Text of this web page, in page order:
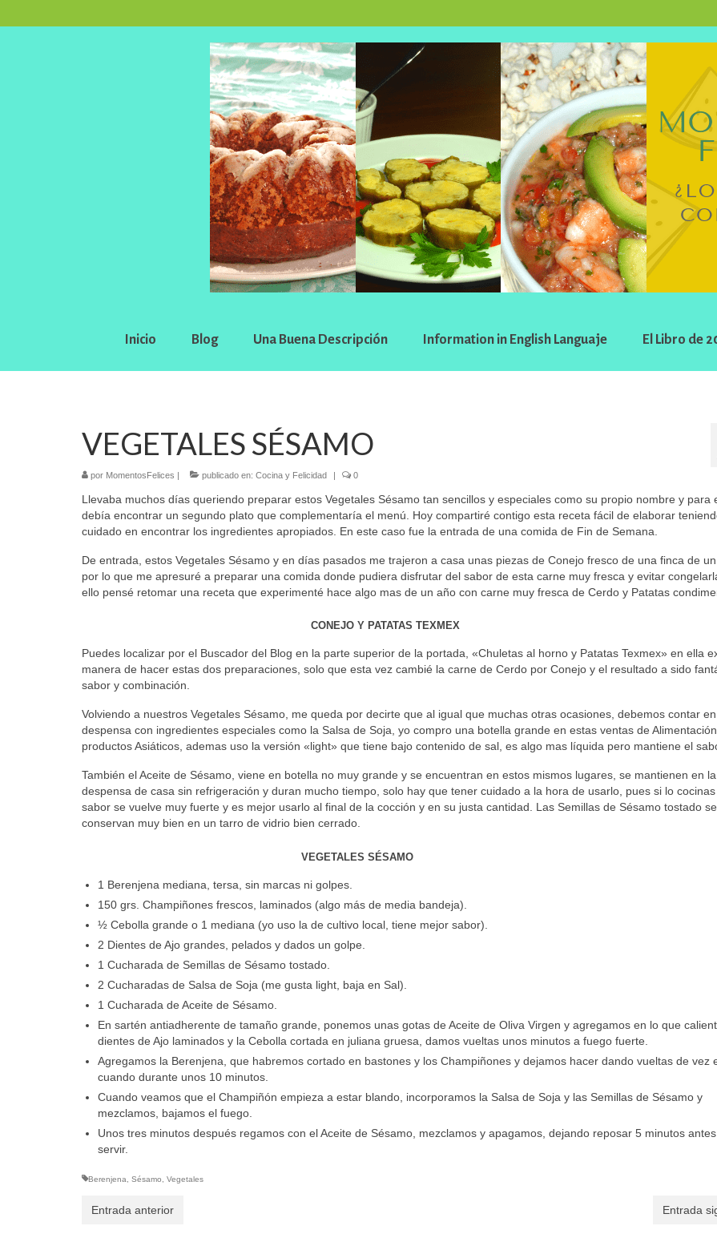
Inicio Blog Una Buena Descripción Information in English Languaje El Libro de
VEGETALES SÉSAMO
por MomentosFelices | publicado en: Cocina y Felicidad | 0
Llevaba muchos días queriendo preparar estos Vegetales Sésamo tan sencillos y especiales como su propio nombre y para
debía encontrar un segundo plato que complementaría el menú. Hoy compartiré contigo esta receta fácil de elaborar
cuidado en encontrar los ingredientes apropiados. En este caso fue la entrada de una comida de Fin de Semana.
De entrada, estos Vegetales Sésamo y en días pasados me trajeron a casa unas piezas de Conejo fresco de una finca de un
por lo que me apresuré a preparar una comida donde pudiera disfrutar del sabor de esta carne muy fresca y evitar
ello pensé retomar una receta que experimenté hace algo mas de un año con carne muy fresca de Cerdo y Patatas
CONEJO Y PATATAS TEXMEX
Puedes localizar por el Buscador del Blog en la parte superior de la portada, «Chuletas al horno y Patatas Texmex» en ella
manera de hacer estas dos preparaciones, solo que esta vez cambié la carne de Cerdo por Conejo y el resultado a sido
sabor y combinación.
Volviendo a nuestros Vegetales Sésamo, me queda por decirte que al igual que muchas otras ocasiones, debemos contar
despensa con ingredientes especiales como la Salsa de Soja, yo compro una botella grande en estas ventas de
productos Asiáticos, ademas uso la versión «light» que tiene bajo contenido de sal, es algo mas líquida pero mantiene el
También el Aceite de Sésamo, viene en botella no muy grande y se encuentran en estos mismos lugares, se mantienen en la
despensa de casa sin refrigeración y duran mucho tiempo, solo hay que tener cuidado a la hora de usarlo, pues si lo cocinas
sabor se vuelve muy fuerte y es mejor usarlo al final de la cocción y en su justa cantidad. Las Semillas de Sésamo tostado se
conservan muy bien en un tarro de vidrio bien cerrado.
VEGETALES SÉSAMO
1 Berenjena mediana, tersa, sin marcas ni golpes.
150 grs. Champiñones frescos, laminados (algo más de media bandeja).
½ Cebolla grande o 1 mediana (yo uso la de cultivo local, tiene mejor sabor).
2 Dientes de Ajo grandes, pelados y dados un golpe.
1 Cucharada de Semillas de Sésamo tostado.
2 Cucharadas de Salsa de Soja (me gusta light, baja en Sal).
1 Cucharada de Aceite de Sésamo.
En sartén antiadherente de tamaño grande, ponemos unas gotas de Aceite de Oliva Virgen y agregamos en lo que
dientes de Ajo laminados y la Cebolla cortada en juliana gruesa, damos vueltas unos minutos a fuego fuerte.
Agregamos la Berenjena, que habremos cortado en bastones y los Champiñones y dejamos hacer dando vueltas de vez
cuando durante unos 10 minutos.
Cuando veamos que el Champiñón empieza a estar blando, incorporamos la Salsa de Soja y las Semillas de Sésamo y
mezclamos, bajamos el fuego.
Unos tres minutos después regamos con el Aceite de Sésamo, mezclamos y apagamos, dejando reposar 5 minutos
servir.
Berenjena Sésamo Vegetales
Entrada anterior Entrada